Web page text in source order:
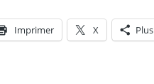
Imprimer X Plus